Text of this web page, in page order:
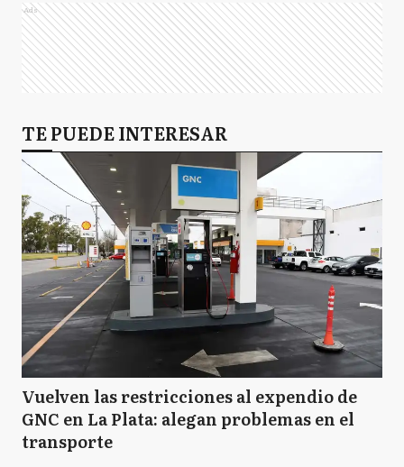
Ads
TE PUEDE INTERESAR
Vuelven las restricciones al expendio de
GNC en La Plata: alegan problemas en el
transporte